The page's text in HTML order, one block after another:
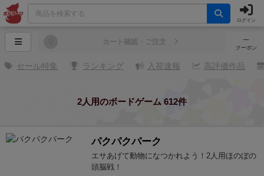
ログイン
─
クーポン
カート確認・ご注文
セール特集 ランキング 入荷速報 高評価作品
2人用のボードゲーム 612件
パクパクパーク
エサあげて動物になつかれよう！2人用ほのぼの
頭脳戦！